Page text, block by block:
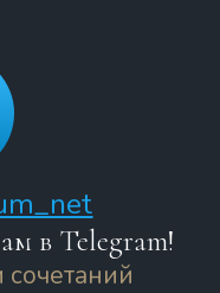
в Telegram!
сочетаний